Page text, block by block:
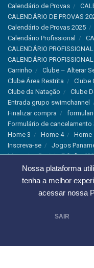
Nossa plataforma
tenha a melhor
acessar nossa
SAIR
Calendário de Provas
CALENDÁRIO DE PROVAS
Calendário de Provas 2025
Calendário Profissional
CALENDÁRIO
CALENDÁRIO
Carrinho
Clube – Alterar
Clube Área Restrita
Clube
Clube da Natação
Clube
Entrada grupo swimchannel
Finalizar compra
Formulário de cancelamento
Home 3
Home 4 Home
Inscreva-se
Jogos
Magazine Revista Edição
Magazine Swimchannel
Minha conta
Newsletter
Política de
Thank You